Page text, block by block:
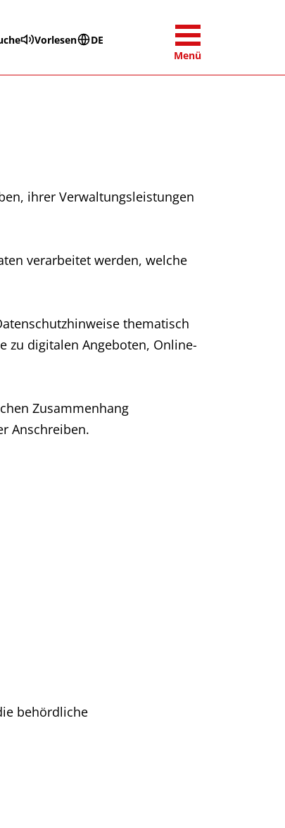
Vorlesen
DE
Menü
ihrer Verwaltungsleistungen
verarbeitet werden, welche
thematisch
zu digitalen Angeboten, Online-
Zusammenhang
Anschreiben.
behördliche